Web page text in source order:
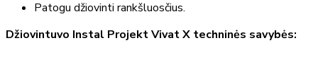
Patogu džiovinti rankšluosčius.
Džiovintuvo Instal Projekt Vivat X techninės savybės: